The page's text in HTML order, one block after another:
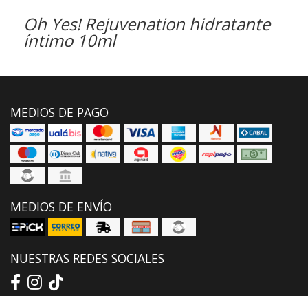
Oh Yes! Rejuvenation hidratante
íntimo 10ml
MEDIOS DE PAGO
MEDIOS DE ENVÍO
NUESTRAS REDES SOCIALES